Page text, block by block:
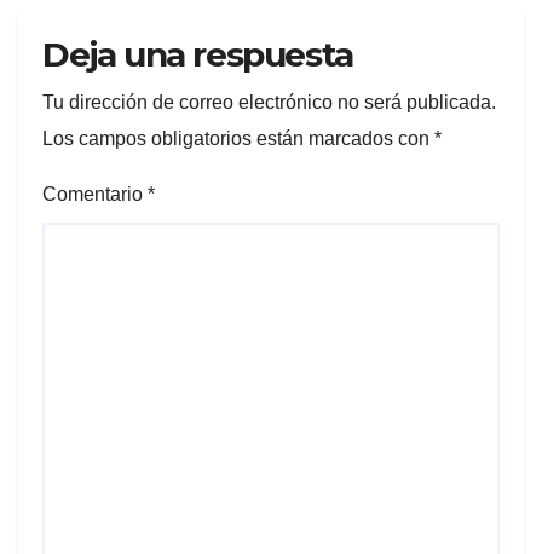
Deja una respuesta
Tu dirección de correo electrónico no será publicada.
Los campos obligatorios están marcados con *
Comentario *